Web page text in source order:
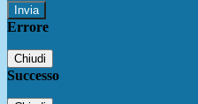
Errore
Chiudi
Successo